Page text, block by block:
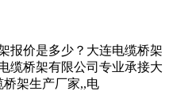
报价是多少？大连电缆桥架
缆桥架有限公司专业承接大
架生产厂家,,电